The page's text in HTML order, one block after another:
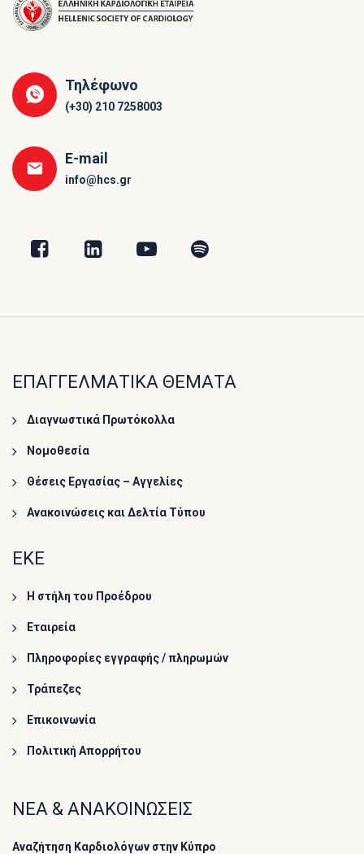
Τηλέφωνο
(+30) 210 7258003
E-mail
info@hcs.gr
ΕΠΑΓΓΕΛΜΑΤΙΚΑ ΘΕΜΑΤΑ
Διαγνωστικά Πρωτόκολλα
Νομοθεσία
Θέσεις Εργασίας – Αγγελίες
Ανακοινώσεις και Δελτία Τύπου
ΕΚΕ
Η στήλη του Προέδρου
Εταιρεία
Πληροφορίες εγγραφής / πληρωμών
Τράπεζες
Επικοινωνία
Πολιτική Απορρήτου
ΝΕΑ & ΑΝΑΚΟΙΝΩΣΕΙΣ
Αναζήτηση Καρδιολόγων στην Κύπρο